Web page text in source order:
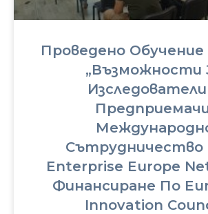
Проведено Обучение
„Възможности
Сътрудничество
Enterprise Europe
Финансиране По
Innovation